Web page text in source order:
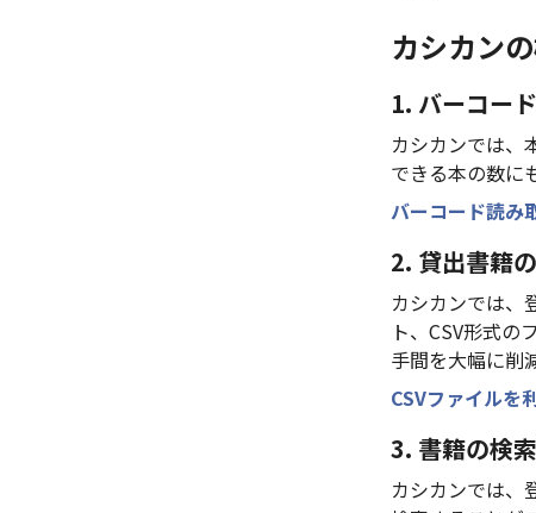
カシカン
1. バーコー
カシカンでは、
できる本の数に
バーコード読み
2. 貸出書籍
カシカンでは、
ト、CSV形式
手間を大幅に削
CSVファイルを
3. 書籍の検
カシカンでは、